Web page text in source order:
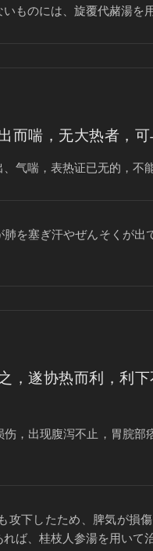
ものには、旋覆代赭湯を
而喘，无大热者，可
气喘，表热证已无的，不
を塞ぎ汗やぜんそくが
，遂协热而利，利
，出现腹泻不止，胃脘
攻下したため、脾気が損
ば、桂枝人参湯を用いて治